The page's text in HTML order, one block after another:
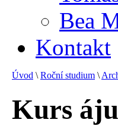
Bea
Kontakt
Úvod \ Roční studium \
Kurs